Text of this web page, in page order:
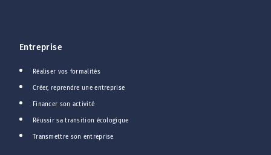
Entreprise
Réaliser vos formalités
Créer, reprendre une entreprise
Financer son activité
Réussir sa transition écologique
Transmettre son entreprise